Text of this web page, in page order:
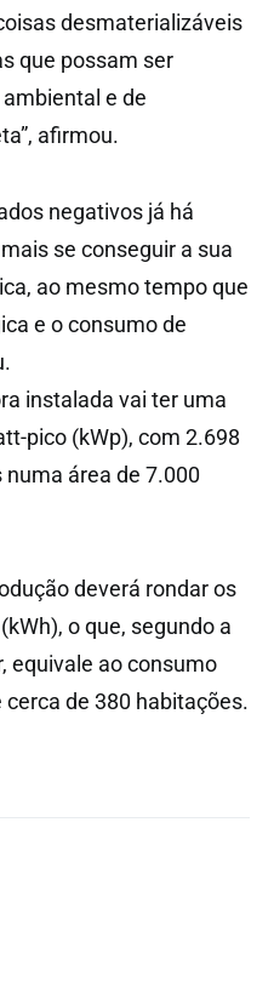
desmaterializáveis
que possam ser
e de
afirmou.
negativos já há
se conseguir a sua
ao mesmo tempo que
e o consumo de
instalada vai ter uma
pico (kWp), com 2.698
área de 7.000
deverá rondar os
o que, segundo a
equivale ao consumo
de 380 habitações.